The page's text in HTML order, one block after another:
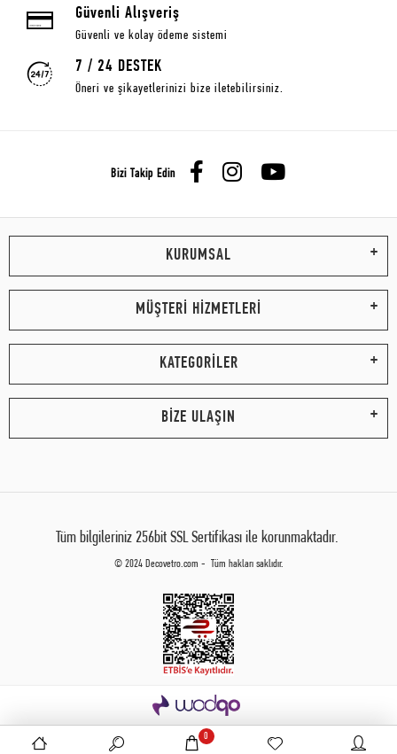
Güvenli Alışveriş
Güvenli ve kolay ödeme sistemi
7 / 24 DESTEK
Öneri ve şikayetlerinizi bize iletebilirsiniz.
Bizi Takip Edin
KURUMSAL
MÜŞTERİ HİZMETLERİ
KATEGORİLER
BİZE ULAŞIN
Tüm bilgileriniz 256bit SSL Sertifikası ile korunmaktadır.
© 2024 Decovetro.com - Tüm hakları saklıdır.
0